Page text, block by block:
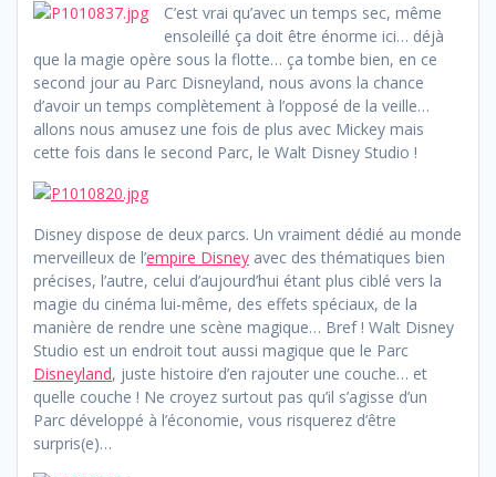
C’est vrai qu’avec un temps sec, même
ensoleillé ça doit être énorme ici… déjà
que la magie opère sous la flotte… ça tombe bien, en ce
second jour au Parc Disneyland, nous avons la chance
d’avoir un temps complètement à l’opposé de la veille…
allons nous amusez une fois de plus avec Mickey mais
cette fois dans le second Parc, le Walt Disney Studio !
Disney dispose de deux parcs. Un vraiment dédié au monde
merveilleux de l’empire Disney avec des thématiques bien
précises, l’autre, celui d’aujourd’hui étant plus ciblé vers la
magie du cinéma lui-même, des effets spéciaux, de la
manière de rendre une scène magique… Bref ! Walt Disney
Studio est un endroit tout aussi magique que le Parc
Disneyland, juste histoire d’en rajouter une couche… et
quelle couche ! Ne croyez surtout pas qu’il s’agisse d’un
Parc développé à l’économie, vous risquerez d’être
surpris(e)…